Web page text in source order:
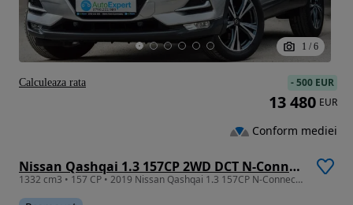
1 / 6
Nissan Qashqai 1.3 157CP 2WD DCT N-Connecta
1332 cm3 • 157 CP • 2019 Nissan Qashqai 1.3 157CP N-Connecta / RATE FIXE / AVANS 0 /
-500 EUR
13 480 EUR
Conform mediei
Calculeaza rata